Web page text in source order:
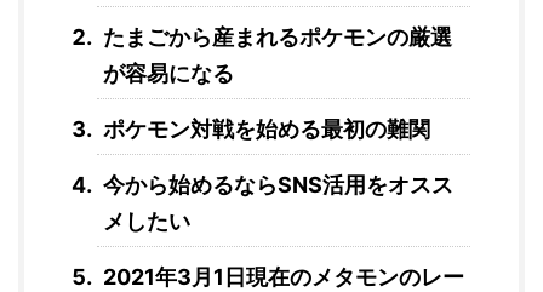
たまごから産まれるポケモンの厳選
が容易になる
ポケモン対戦を始める最初の難関
今から始めるならSNS活用をオスス
メしたい
2021年3月1日現在のメタモンのレー